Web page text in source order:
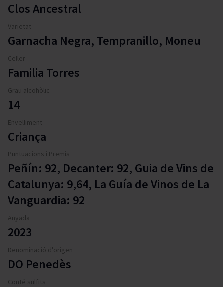
Clos Ancestral
Varietat
Garnacha Negra, Tempranillo, Moneu
Celler
Familia Torres
Grau alcohòlic
14
Envelliment
Criança
Puntuacions i Premis
Peñín: 92, Decanter: 92, Guia de Vins de
Catalunya: 9,64, La Guía de Vinos de La
Vanguardia: 92
Anyada
2023
Denominació d'origen
DO Penedès
Conté sulfits